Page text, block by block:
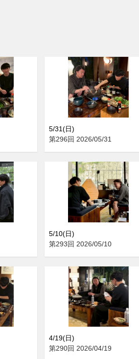
5/31(日)
第296回 2026/05/31
5/10(日)
第293回 2026/05/10
4/19(日)
第290回 2026/04/19